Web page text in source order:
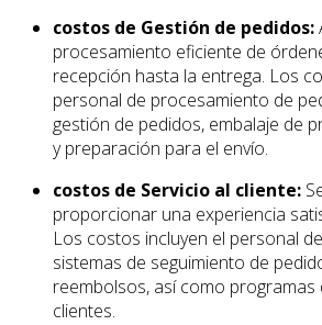
costos de Gestión de pedidos:
procesamiento eficiente de
recepción hasta la entrega. Los
personal de procesamiento de
gestión de pedidos, embalaje de
y preparación para el envío.
costos de Servicio al cliente:
proporcionar una experiencia
Los costos incluyen el personal
sistemas de seguimiento de
reembolsos, así como programas
clientes.